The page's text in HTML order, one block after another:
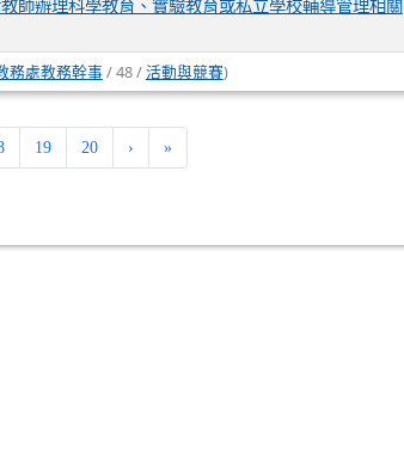
師辦理科學教育、實驗教育或私立學校輔導管理相關
務處教務幹事/ 48 / 活動與競賽)
19 20 › »